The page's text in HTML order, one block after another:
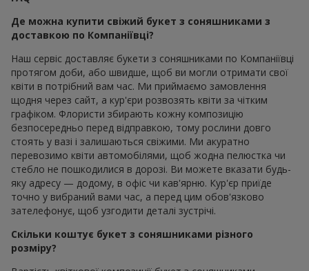
Де можна купити свіжий букет з соняшниками з
доставкою по Компаніївці?
Наш сервіс доставляє букети з соняшниками по Компаніївці
протягом доби, або швидше, щоб ви могли отримати свої
квіти в потрібний вам час. Ми приймаємо замовлення
щодня через сайт, а кур'єри розвозять квіти за чітким
графіком. Флористи збирають кожну композицію
безпосередньо перед відправкою, тому рослини довго
стоять у вазі і залишаються свіжими. Ми акуратно
перевозимо квіти автомобілями, щоб жодна пелюстка чи
стебло не пошкодилися в дорозі. Ви можете вказати будь-
яку адресу — додому, в офіс чи кав'ярню. Кур'єр приїде
точно у вибраний вами час, а перед цим обов'язково
зателефонує, щоб узгодити деталі зустрічі.
Скільки коштує букет з соняшниками різного
розміру?